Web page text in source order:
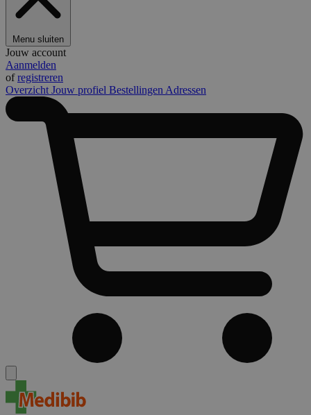
Menu sluiten
Jouw account
Aanmelden
ofregistreren
Overzicht Jouw profiel Bestellingen Adressen